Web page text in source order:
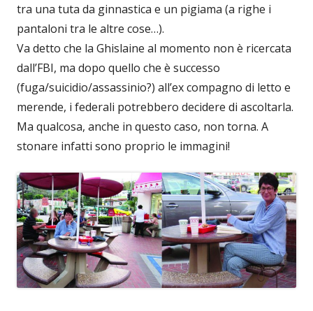
tra una tuta da ginnastica e un pigiama (a righe i
pantaloni tra le altre cose…).
Va detto che la Ghislaine al momento non è ricercata
dall’FBI, ma dopo quello che è successo
(fuga/suicidio/assassinio?) all’ex compagno di letto e
merende, i federali potrebbero decidere di ascoltarla.
Ma qualcosa, anche in questo caso, non torna. A
stonare infatti sono proprio le immagini!